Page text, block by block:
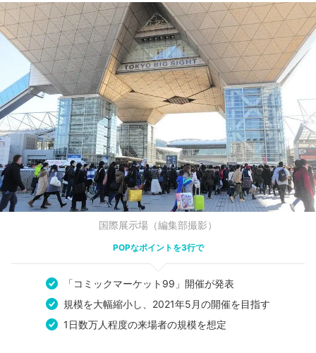
国際展示場（編集部撮影）
POPなポイントを3行で
「コミックマーケット99」開催が発表
規模を大幅縮小し、2021年5月の開催を目指す
1日数万人程度の来場者の規模を想定